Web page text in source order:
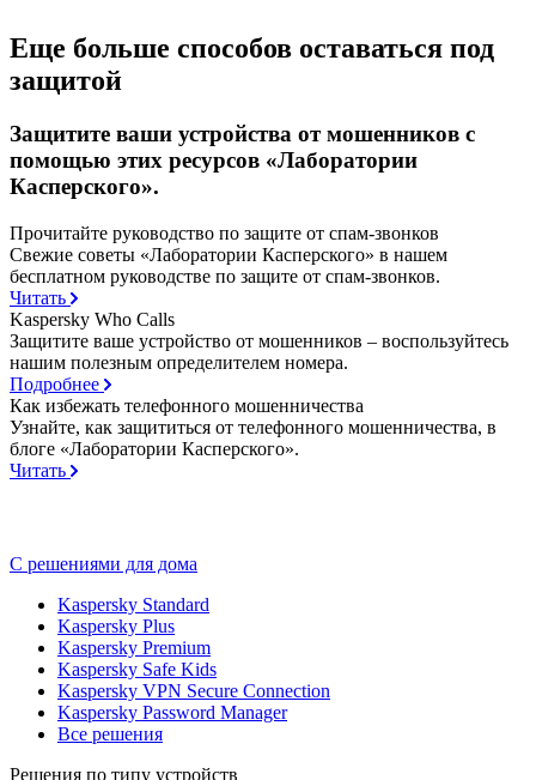
Еще больше способов оставаться под
защитой
Защитите ваши устройства от мошенников с
помощью этих ресурсов «Лаборатории
Касперского».
Прочитайте руководство по защите от спам-звонков
Свежие советы «Лаборатории Касперского» в нашем
бесплатном руководстве по защите от спам-звонков.
Читать
Kaspersky Who Calls
Защитите ваше устройство от мошенников – воспользуйтесь
нашим полезным определителем номера.
Подробнее
Как избежать телефонного мошенничества
Узнайте, как защититься от телефонного мошенничества, в
блоге «Лаборатории Касперского».
Читать
С решениями для дома
Kaspersky Standard
Kaspersky Plus
Kaspersky Premium
Kaspersky Safe Kids
Kaspersky VPN Secure Connection
Kaspersky Password Manager
Все решения
Решения по типу устройств